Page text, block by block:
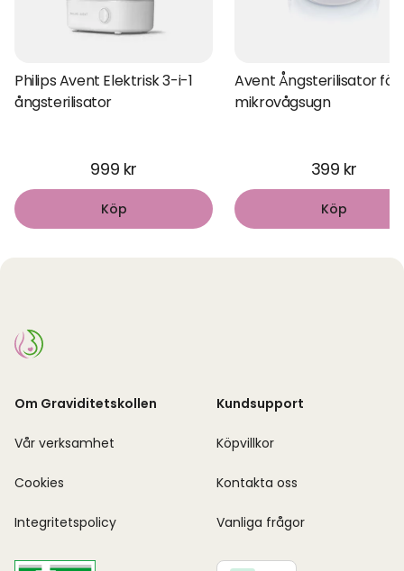
Philips Avent Elektrisk 3-i-1
ångsterilisator
999 kr
Köp
Avent Ångsterilisator för
mikrovågsugn
399 kr
Köp
Om Graviditetskollen
Vår verksamhet
Cookies
Integritetspolicy
Kundsupport
Köpvillkor
Kontakta oss
Vanliga frågor